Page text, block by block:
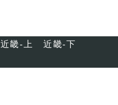
近畿-上
近畿-下